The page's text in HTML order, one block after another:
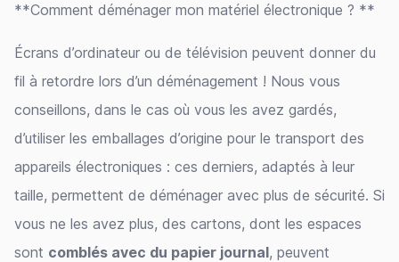
**Comment déménager mon matériel électronique ? **
Écrans d’ordinateur ou de télévision peuvent donner du
fil à retordre lors d’un déménagement ! Nous vous
conseillons, dans le cas où vous les avez gardés,
d’utiliser les emballages d’origine pour le transport des
appareils électroniques : ces derniers, adaptés à leur
taille, permettent de déménager avec plus de sécurité. Si
vous ne les avez plus, des cartons, dont les espaces
sont comblés avec du papier journal, peuvent